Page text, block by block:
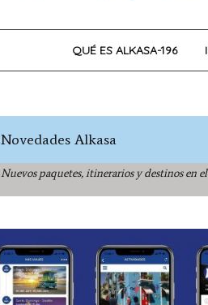
QUÉ ES ALKASA-196
Novedades Alkasa
Nuevos paquetes, itinerarios y destinos en